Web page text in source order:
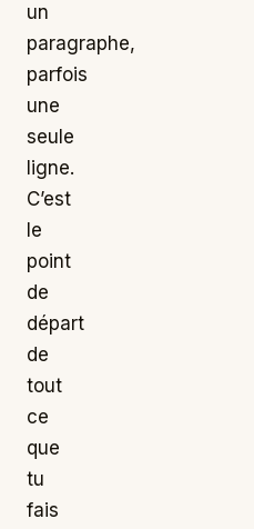
un
paragraphe,
parfois
une
seule
ligne.
C’est
le
point
de
départ
de
tout
ce
que
tu
fais